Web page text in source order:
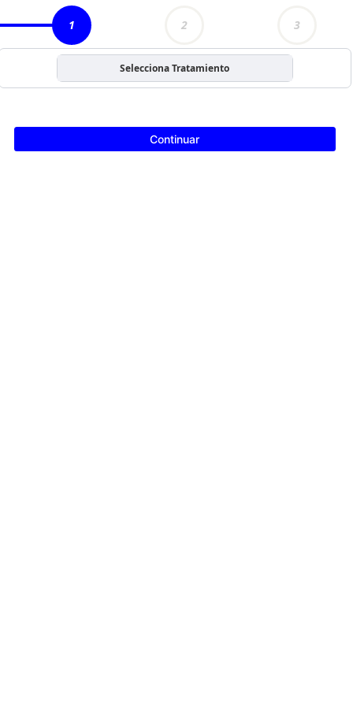
1 2 3
Selecciona Tratamiento
Continuar